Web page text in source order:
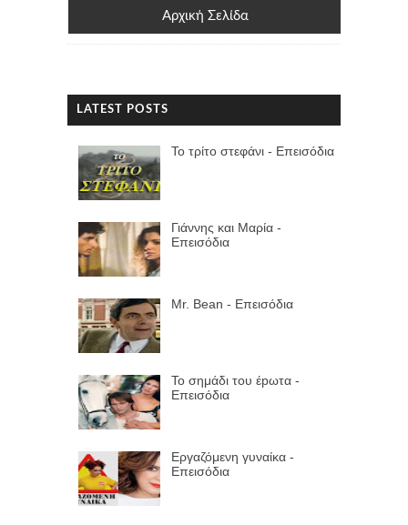
Αρχική Σελίδα
LATEST POSTS
Το τρίτο στεφάνι - Επεισόδια
Γιάννης και Μαρία -
Επεισόδια
Mr. Bean - Επεισόδια
Το σημάδι του έpωτα -
Επεισόδια
Εργαζόμενη γυναίκα -
Επεισόδια